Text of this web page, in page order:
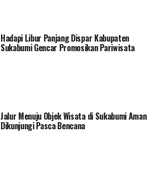
Hadapi Libur Panjang Dispar Kabupaten
Sukabumi Gencar Promosikan Pariwisata
Jalur Menuju Objek Wisata di Sukabumi Aman
Dikunjungi Pasca Bencana